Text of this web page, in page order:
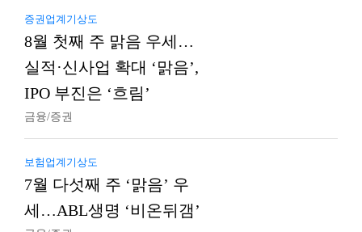
증권업계기상도
8월 첫째 주 맑음 우세…
실적·신사업 확대 ‘맑음’,
IPO 부진은 ‘흐림’
금융/증권
보험업계기상도
7월 다섯째 주 ‘맑음’ 우
세…ABL생명 ‘비온뒤갬’